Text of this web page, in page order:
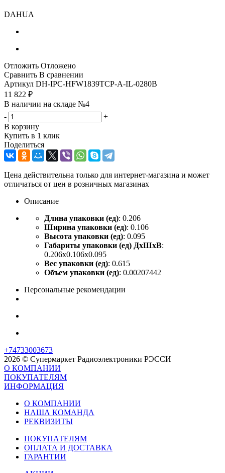
DAHUA
Отложить Отложено
Сравнить В сравнении
Артикул DH-IPC-HFW1839TCP-A-IL-0280B
11 822 ₽
В наличии на складе №4
-
+
В корзину
Купить в 1 клик
Поделиться
Цена действительна только для интернет-магазина и может
отличаться от цен в розничных магазинах
Описание
Длина упаковки (ед): 0.206
Ширина упаковки (ед): 0.106
Высота упаковки (ед): 0.095
Габариты упаковки (ед) ДхШхВ:
0.206x0.106x0.095
Вес упаковки (ед): 0.615
Объем упаковки (ед): 0.00207442
Персональные рекомендации
+74733003673
2026 © Супермаркет Радиоэлектроники РЭССИ
О КОМПАНИИ
ПОКУПАТЕЛЯМ
ИНФОРМАЦИЯ
О КОМПАНИИ
НАША КОМАНДА
РЕКВИЗИТЫ
ПОКУПАТЕЛЯМ
ОПЛАТА И ДОСТАВКА
ГАРАНТИИ